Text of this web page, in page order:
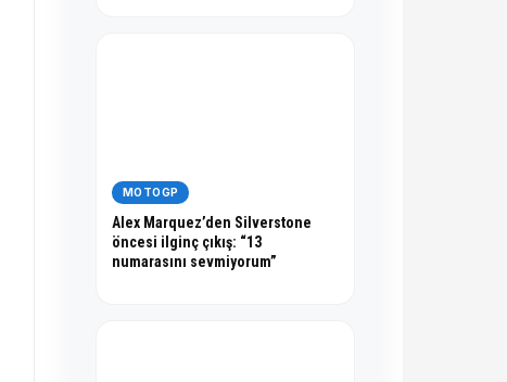
MOTOGP
Alex Marquez’den Silverstone
öncesi ilginç çıkış: “13
numarasını sevmiyorum”